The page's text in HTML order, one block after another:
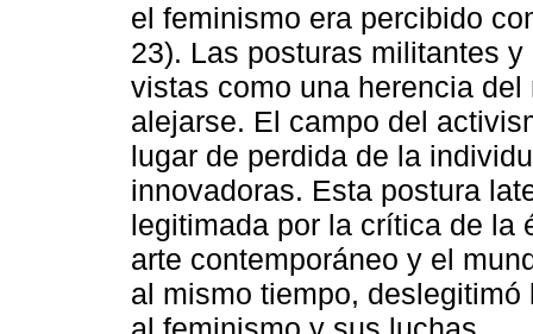
el feminismo era percibido
23). Las posturas militantes
vistas como una herencia
alejarse. El campo del
lugar de perdida de la
innovadoras. Esta postura
legitimada por la crítica de la
arte contemporáneo y el
al mismo tiempo,